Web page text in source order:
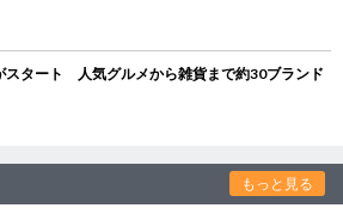
スタート 人気グルメから雑貨まで約30ブランド
もっと見る